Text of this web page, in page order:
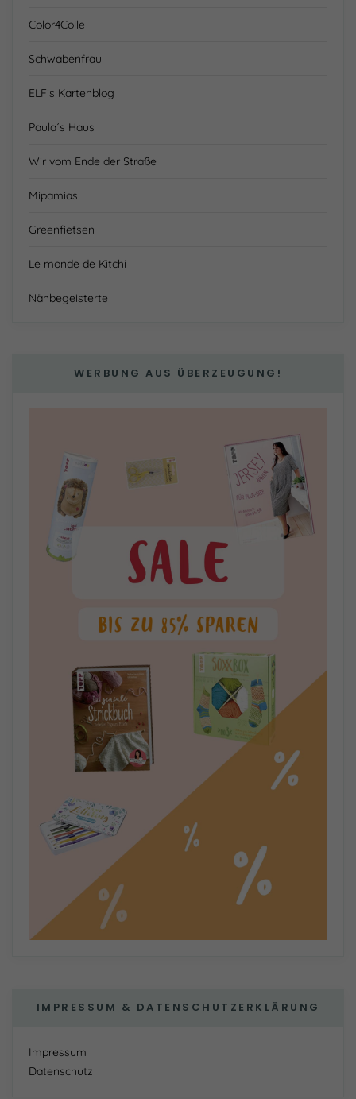
Color4Colle
Schwabenfrau
ELFis Kartenblog
Paula´s Haus
Wir vom Ende der Straße
Mipamias
Greenfietsen
Le monde de Kitchi
Nähbegeisterte
WERBUNG AUS ÜBERZEUGUNG!
IMPRESSUM & DATENSCHUTZERKLÄRUNG
Impressum
Datenschutz